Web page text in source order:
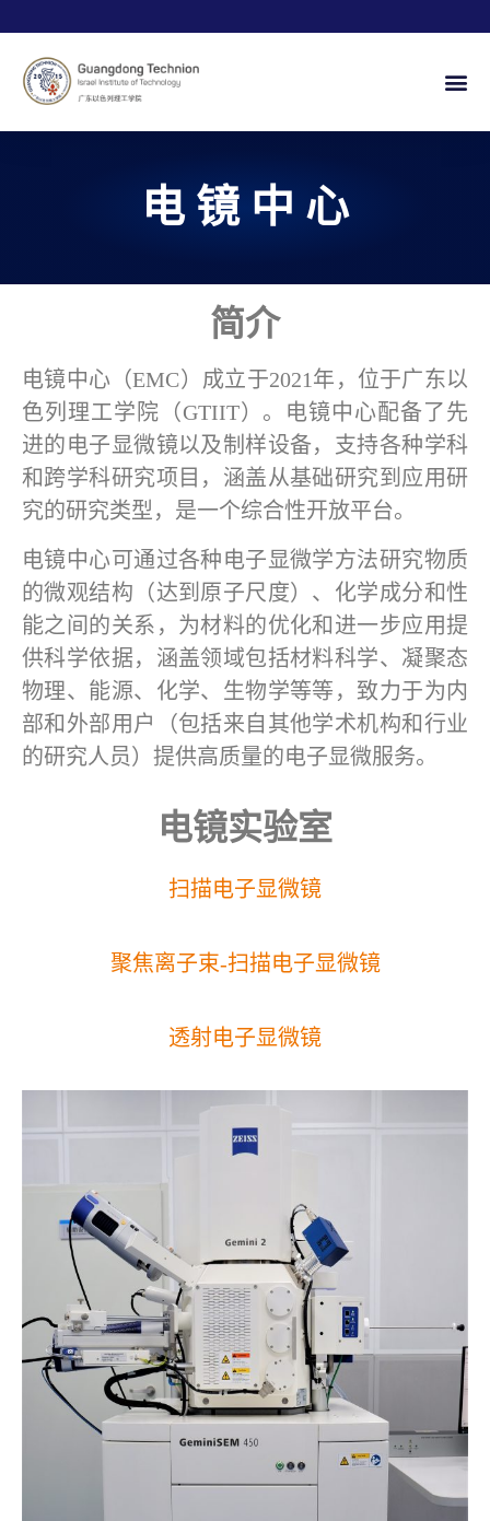
电 镜 中 心
简介
电镜中心（EMC）成立于2021年，位于广东以
色列理工学院（GTIIT）。电镜中心配备了先
进的电子显微镜以及制样设备，支持各种学科
和跨学科研究项目，涵盖从基础研究到应用研
究的研究类型，是一个综合性开放平台。
电镜中心可通过各种电子显微学方法研究物质
的微观结构（达到原子尺度）、化学成分和性
能之间的关系，为材料的优化和进一步应用提
供科学依据，涵盖领域包括材料科学、凝聚态
物理、能源、化学、生物学等等，致力于为内
部和外部用户（包括来自其他学术机构和行业
的研究人员）提供高质量的电子显微服务。
电镜实验室
扫描电子显微镜
聚焦离子束-扫描电子显微镜
透射电子显微镜